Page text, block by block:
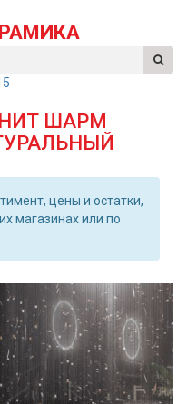
ШАРМ
цены и остатки,
магазинах или по